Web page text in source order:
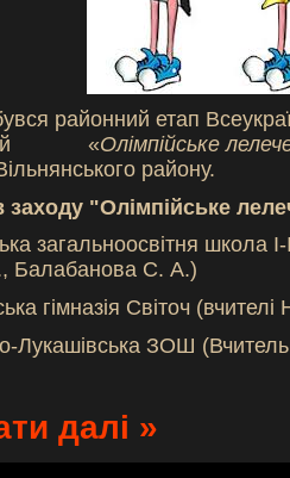
районний етап
«Олімпійське
району.
заходу "Олімпійське
загальноосвітня школа І-
Балабанова С. А.)
гімназія Світоч
Лукашівська ЗОШ
далі »